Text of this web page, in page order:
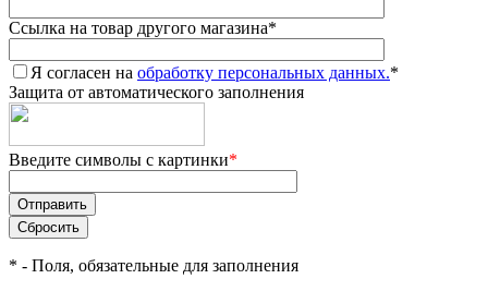
Ссылка на товар другого магазина*
Я согласен на обработку персональных данных.*
Защита от автоматического заполнения
Введите символы с картинки*
* - Поля, обязательные для заполнения